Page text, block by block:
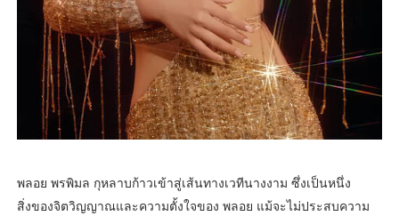
พลอย พรพิมล กุหลาบก้าวเข้าสู่เส้นทางเวทีนางงาม ซึ่งเป็นหนึ่ง
สิ่งของจิตวิญญาณและความตั้งใจของ พลอย แม้จะไม่ประสบความ